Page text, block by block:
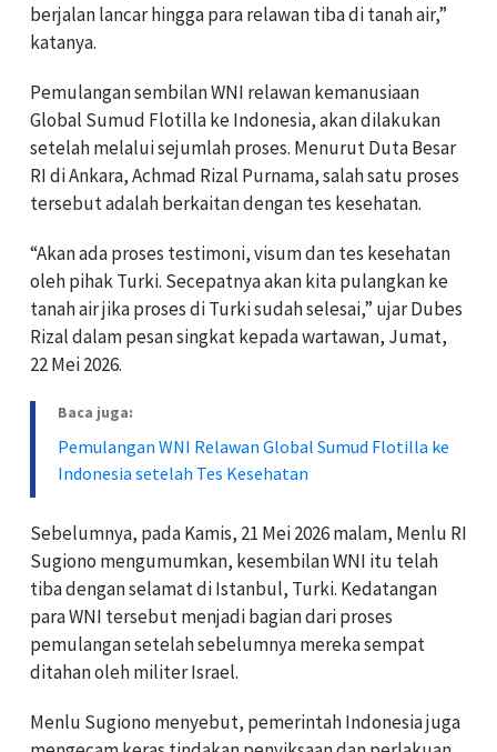
berjalan lancar hingga para relawan tiba di tanah air,”
katanya.
Pemulangan sembilan WNI relawan kemanusiaan
Global Sumud Flotilla ke Indonesia, akan dilakukan
setelah melalui sejumlah proses. Menurut Duta Besar
RI di Ankara, Achmad Rizal Purnama, salah satu proses
tersebut adalah berkaitan dengan tes kesehatan.
“Akan ada proses testimoni, visum dan tes kesehatan
oleh pihak Turki. Secepatnya akan kita pulangkan ke
tanah air jika proses di Turki sudah selesai,” ujar Dubes
Rizal dalam pesan singkat kepada wartawan, Jumat,
22 Mei 2026.
Baca juga:
Pemulangan WNI Relawan Global Sumud Flotilla ke
Indonesia setelah Tes Kesehatan
Sebelumnya, pada Kamis, 21 Mei 2026 malam, Menlu RI
Sugiono mengumumkan, kesembilan WNI itu telah
tiba dengan selamat di Istanbul, Turki. Kedatangan
para WNI tersebut menjadi bagian dari proses
pemulangan setelah sebelumnya mereka sempat
ditahan oleh militer Israel.
Menlu Sugiono menyebut, pemerintah Indonesia juga